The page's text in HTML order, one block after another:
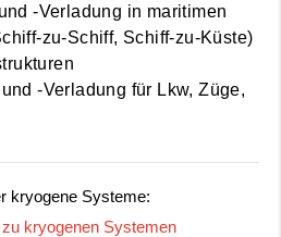
-Verladung in maritimen
zu-Schiff, Schiff-zu-Küste)
-Verladung für Lkw, Züge,
kryogene Systeme:
kryogenen Systemen